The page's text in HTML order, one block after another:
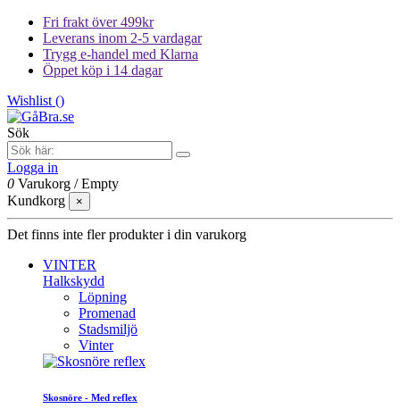
Fri frakt över 499kr
Leverans inom 2-5 vardagar
Trygg e-handel med Klarna
Öppet köp i 14 dagar
Wishlist ()
Sök
Logga in
0 Varukorg /Empty
Kundkorg
×
Det finns inte fler produkter i din varukorg
VINTER
Halkskydd
Löpning
Promenad
Stadsmiljö
Vinter
Skosnöre - Med reflex